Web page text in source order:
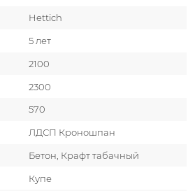
Hettich
5 лет
2100
2300
570
ЛДСП Кроношпан
Бетон, Крафт табачный
Купе